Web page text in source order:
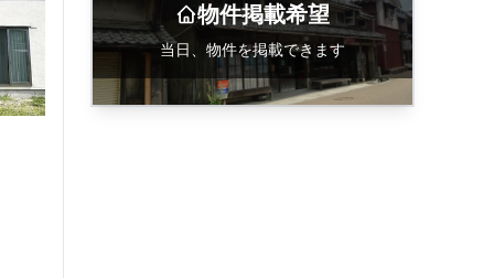
物件掲載希望
当日、物件を掲載できます